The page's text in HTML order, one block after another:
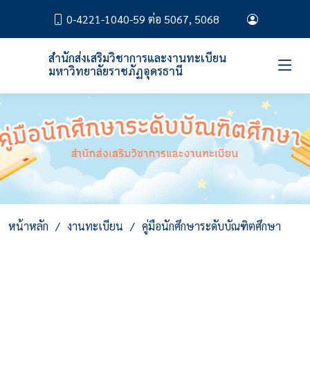
0-4221-1040-59 ต่อ 5067, 5068
สำนักส่งเสริมวิชาการและงานทะเบียน
มหาวิทยาลัยราชภัฏอุดรธานี
หน้าหลัก งานทะเบียน คู่มือนักศึกษาระดับบัณฑิตศึกษา